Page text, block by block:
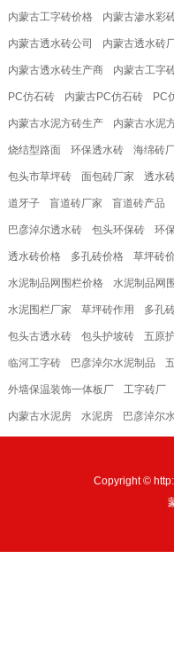
内蒙古工字砖价格 内蒙古渗水彩
内蒙古透水砖公司 内蒙古透水砖
内蒙古透水砖生产商 内蒙古工字
PC仿石砖 内蒙古PC仿石砖 PC
内蒙古水泥方砖生产 内蒙古水泥
烧结型路面 环保透水砖 海绵砖
包头市草坪砖 面包砖厂家 透水
道牙子 盲道砖厂家 盲道砖产品
巴彦淖尔透水砖 包头环保砖 环
透水砖价格 多孔砖价格 草坪砖
水泥制品网围栏价格 水泥制品网
水泥围栏厂家 草坪砖作用 多孔
包头古透水砖 包头护坡砖 五原
临河工字砖 巴彦淖尔水泥制品
外墙保温装饰一体板厂 工字砖厂
内蒙古水泥房 水泥房 巴彦淖尔
Copyright ©